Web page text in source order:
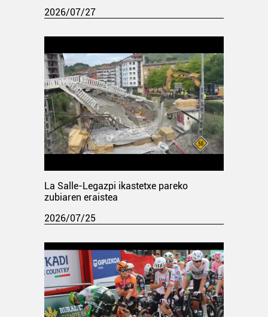
2026/07/27
La Salle-Legazpi ikastetxe pareko
zubiaren eraistea
2026/07/25